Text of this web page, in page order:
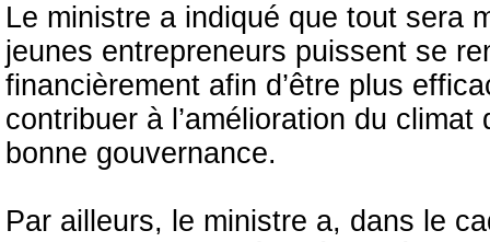
Le ministre a indiqué que tout sera
jeunes entrepreneurs puissent se
financièrement afin d’être plus
contribuer à l’amélioration du
bonne gouvernance.
Par ailleurs, le ministre a, dans le